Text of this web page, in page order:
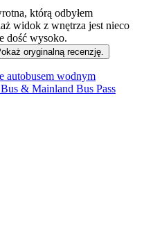
którą odbyłem
widok z wnętrza jest nieco
dość wysoko.
oryginalną recenzję.
autobusem wodnym
& Mainland Bus Pass